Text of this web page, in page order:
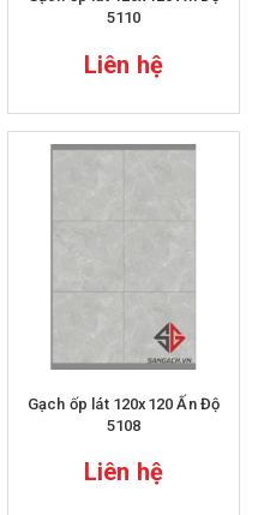
5110
Liên hệ
Gạch ốp lát 120x120 Ấn Độ
5108
Liên hệ